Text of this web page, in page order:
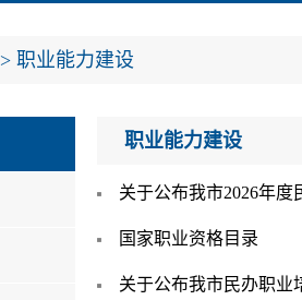
> 职业能力建设
职业能力建设
关于公布我市2026年度
国家职业资格目录
关于公布我市民办职业